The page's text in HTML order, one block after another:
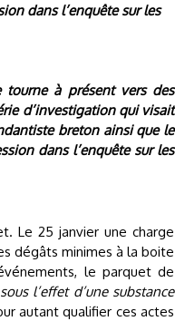
dans l’enquête sur les
tourne à présent vers des
d’investigation qui visait
breton ainsi que le
dans l’enquête sur les
Le 25 janvier une charge
dégâts minimes à la boite
le parquet de
l’effet d’une substance
autant qualifier ces actes